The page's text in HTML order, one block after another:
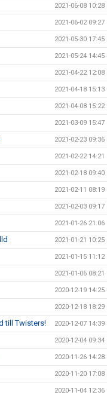
2021-06-08 10:28
2021-06-02 09:27
2021-05-30 17:45
2021-05-24 14:45
2021-04-22 12:08
2021-04-18 15:13
2021-04-08 15:22
2021-03-09 15:47
2021-02-23 09:36
2021-02-22 14:21
2021-02-18 09:40
2021-02-11 08:19
2021-02-03 09:17
2021-01-26 21:06
2021-01-21 10:25
2021-01-15 11:12
2021-01-06 08:21
2020-12-19 14:25
2020-12-18 18:29
till Twisters! 2020-12-07 14:39
2020-12-04 09:34
2020-11-26 14:28
2020-11-20 17:08
2020-11-04 12:36